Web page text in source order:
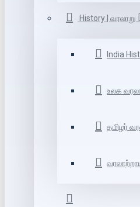
History | வரலாறு
India
உலக
தமிழர்